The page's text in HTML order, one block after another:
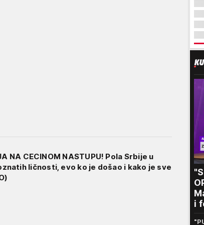
NA CECINOM NASTUPU! Pola Srbije u
ličnosti, evo ko je došao i kako je sve
i